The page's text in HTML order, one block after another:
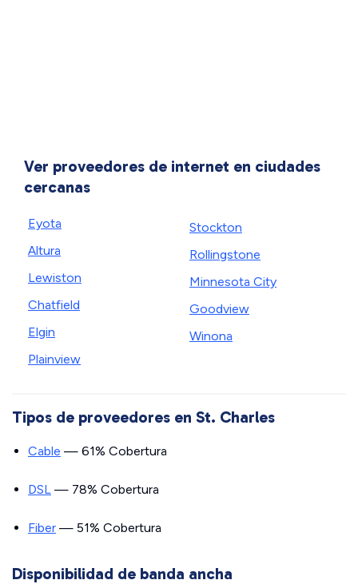
Ver proveedores de internet en ciudades
cercanas
Eyota
Altura
Lewiston
Chatfield
Elgin
Plainview
Stockton
Rollingstone
Minnesota City
Goodview
Winona
Tipos de proveedores en St. Charles
Cable — 61% Cobertura
DSL — 78% Cobertura
Fiber — 51% Cobertura
Disponibilidad de banda ancha